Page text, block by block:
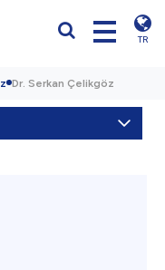
TR
Dr. Serkan Çelikgöz